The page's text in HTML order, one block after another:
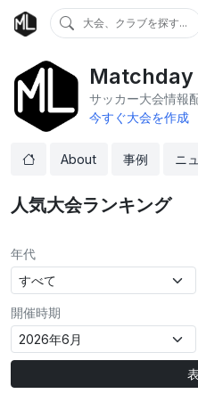
大会、クラブを探す...
Matchday
サッカー大会情報
今すぐ大会を作成
About 事例 ニ
人気大会ランキング
年代
開催時期